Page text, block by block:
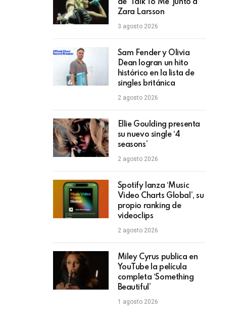
de ‘Talk To Me’ junto a
Zara Larsson
3 agosto 2026
Sam Fender y Olivia
Dean logran un hito
histórico en la lista de
singles británica
2 agosto 2026
Ellie Goulding presenta
su nuevo single ‘4
seasons’
2 agosto 2026
Spotify lanza ‘Music
Video Charts Global’, su
propio ranking de
videoclips
2 agosto 2026
Miley Cyrus publica en
YouTube la película
completa ‘Something
Beautiful’
1 agosto 2026